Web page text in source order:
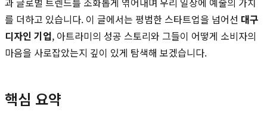
를 더하고 있습니다. 이 글에서는 평범한 스타트업을 넘어선 대구
디자인 기업, 아트라미의 성공 스토리와 그들이 어떻게 소비자의
마음을 사로잡았는지 깊이 있게 탐색해 보겠습니다.
핵심 요약